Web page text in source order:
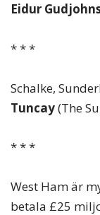
Eidur
* * *
Schalke,
Tuncay(The
* * *
West Ham är
betala £25